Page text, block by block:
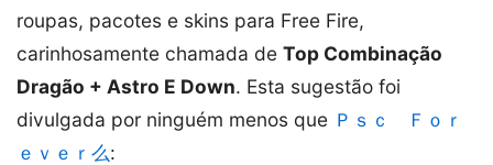
roupas, pacotes e skins para Free Fire,
carinhosamente chamada de Top Combinação
Dragão + Astro E Down. Esta sugestão foi
divulgada por ninguém menos que ＰｓｃᅠＦｏｒ
ｅｖｅｒ么: